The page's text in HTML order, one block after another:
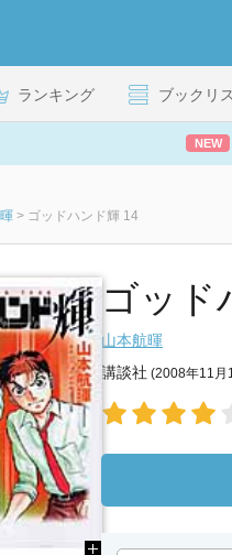
ランキング ブックリ
NEW
> ゴッドハンド輝 14
ゴッド
山本航暉
講談社 (2008年11月